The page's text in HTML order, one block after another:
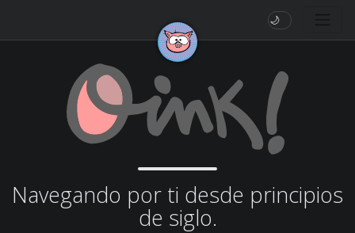
🌙
Navegando por ti desde principios
de siglo.